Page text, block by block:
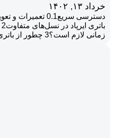
خرداد ۱۳, ۱۴۰۲
زمانی لازم است؟3 چطور از باتری...